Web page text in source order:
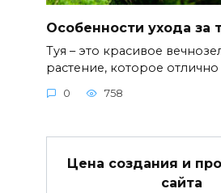
Особенности ухода за
Туя – это красивое
растение, которое отлично
0 758
Цена создания и
сайта